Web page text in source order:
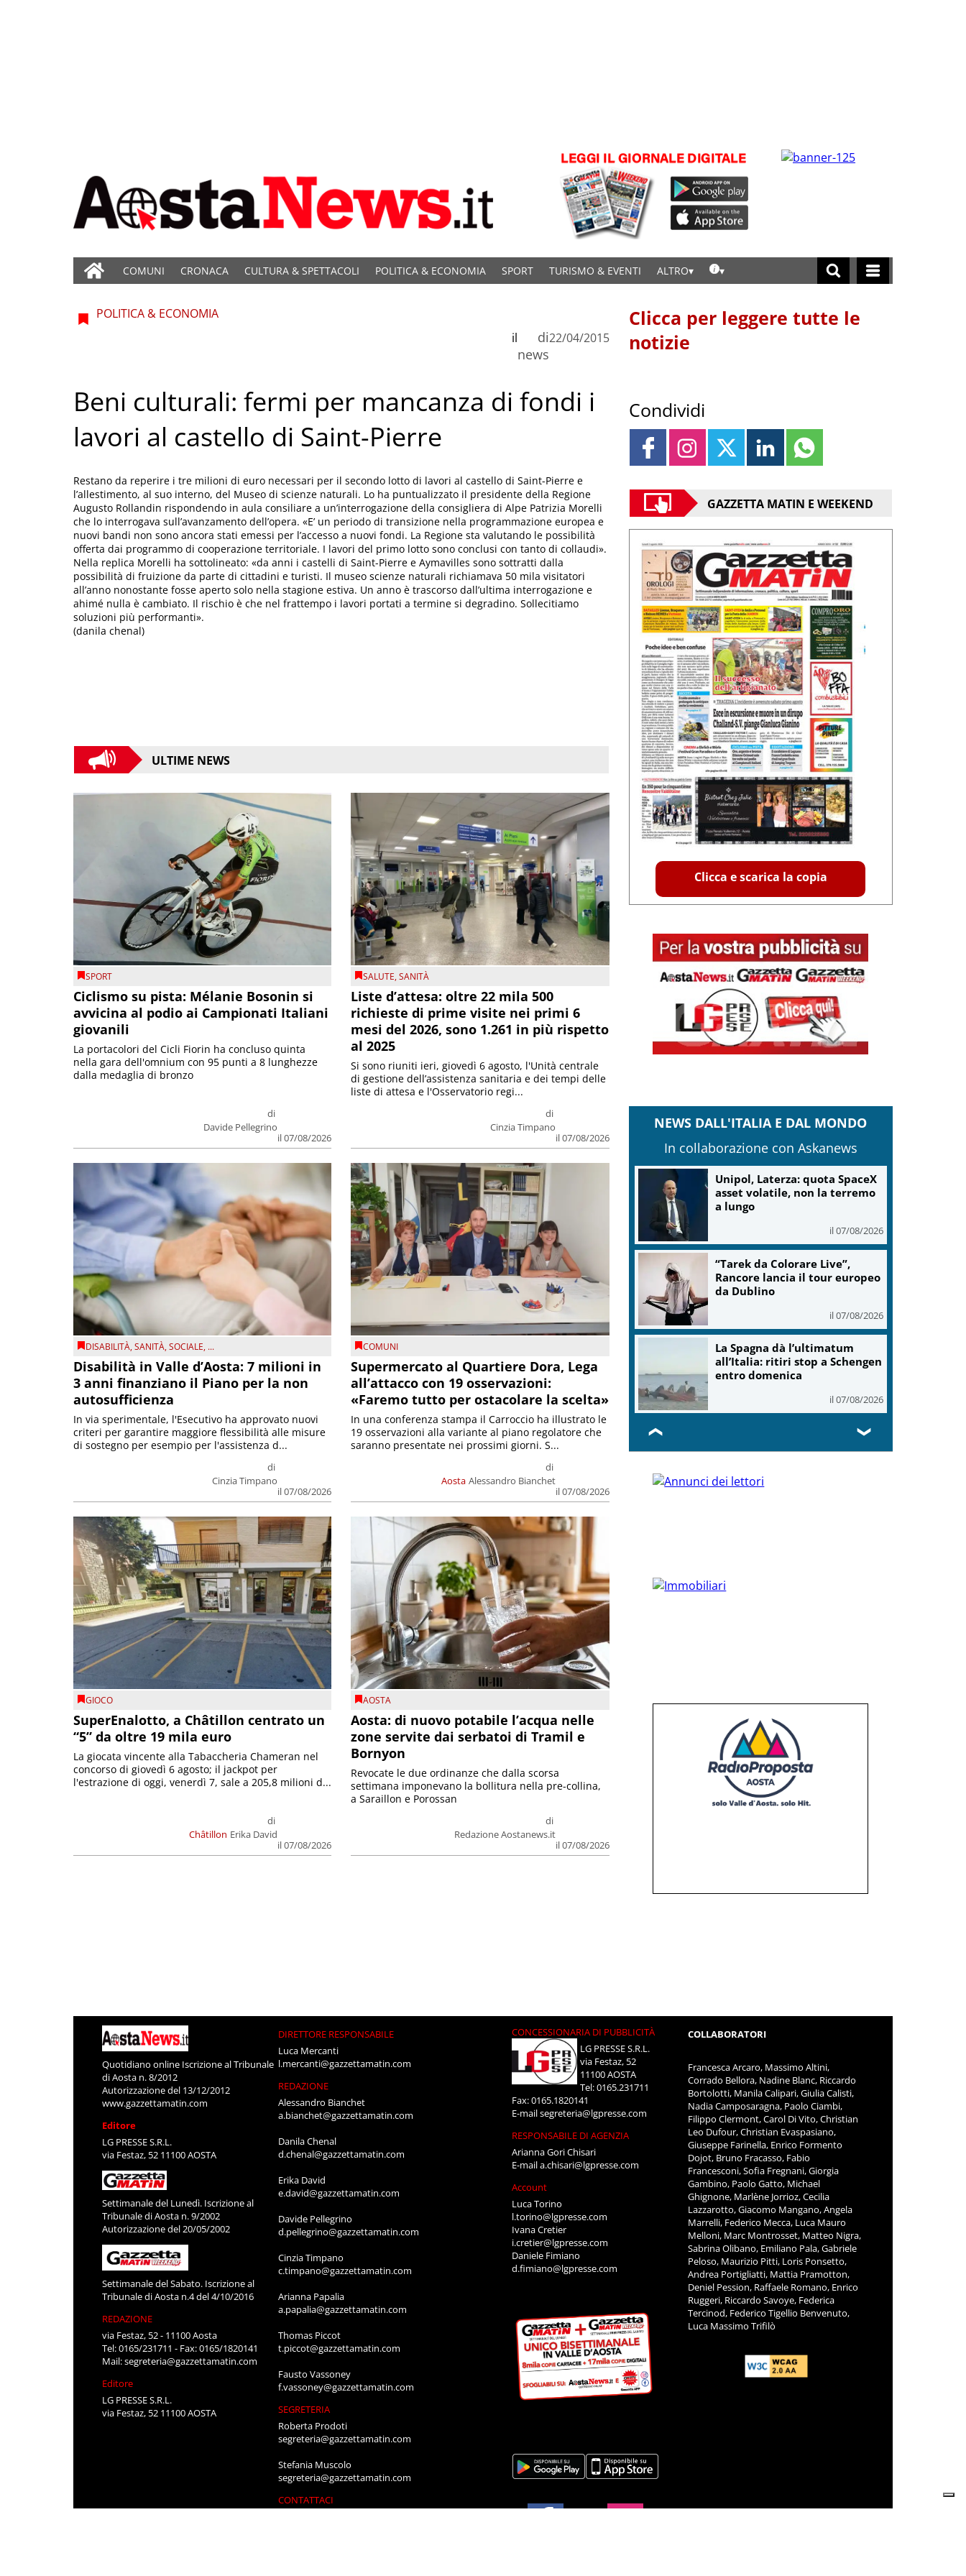
COMUNI CRONACA CULTURA & SPETTACOLI POLITICA & ECONOMIA SPORT TURISMO & EVENTI ALTRO
POLITICA & ECONOMIA
di
news
il 22/04/2015
Beni culturali: fermi per mancanza di fondi i
lavori al castello di Saint-Pierre
Restano da reperire i tre milioni di euro necessari per il secondo lotto di lavori al castello di Saint-Pierre e
l’allestimento, al suo interno, del Museo di scienze naturali. Lo ha puntualizzato il presidente della Regione
Augusto Rollandin rispondendo in aula consiliare a un’interrogazione della consigliera di Alpe Patrizia Morelli
che lo interrogava sull’avanzamento dell’opera. «E’ un periodo di transizione nella programmazione europea e
nuovi bandi non sono ancora stati emessi per l’accesso a nuovi fondi. La Regione sta valutando le possibilità
offerta dai programmo di cooperazione territoriale. I lavori del primo lotto sono conclusi con tanto di collaudi».
Nella replica Morelli ha sottolineato: «da anni i castelli di Saint-Pierre e Aymavilles sono sottratti dalla
possibilità di fruizione da parte di cittadini e turisti. Il museo scienze naturali richiamava 50 mila visitatori
all’anno nonostante fosse aperto solo nella stagione estiva. Un anno è trascorso dall’ultima interrogazione e
ahimé nulla è cambiato. Il rischio è che nel frattempo i lavori portati a termine si degradino. Sollecitiamo
soluzioni più performanti».
(danila chenal)
ULTIME NEWS
SPORT
Ciclismo su pista: Mélanie Bosonin si
avvicina al podio ai Campionati Italiani
giovanili
di
Davide Pellegrino
il 07/08/2026
La portacolori del Cicli Fiorin ha concluso quinta
nella gara dell'omnium con 95 punti a 8 lunghezze
dalla medaglia di bronzo
SALUTE,SANITÀ
Liste d’attesa: oltre 22 mila 500
richieste di prime visite nei primi 6
mesi del 2026, sono 1.261 in più rispetto
al 2025
di
Cinzia Timpano
il 07/08/2026
Si sono riuniti ieri, giovedì 6 agosto, l'Unità centrale
di gestione dell’assistenza sanitaria e dei tempi delle
liste di attesa e l'Osservatorio regi...
DISABILITÀ,SANITÀ,SOCIALE, ...
Disabilità in Valle d’Aosta: 7 milioni in
3 anni finanziano il Piano per la non
autosufficienza
di
Cinzia Timpano
il 07/08/2026
In via sperimentale, l'Esecutivo ha approvato nuovi
criteri per garantire maggiore flessibilità alle misure
di sostegno per esempio per l'assistenza d...
COMUNI
Supermercato al Quartiere Dora, Lega
all’attacco con 19 osservazioni:
«Faremo tutto per ostacolare la scelta»
Aosta
di
Alessandro Bianchet
il 07/08/2026
In una conferenza stampa il Carroccio ha illustrato le
19 osservazioni alla variante al piano regolatore che
saranno presentate nei prossimi giorni. S...
GIOCO
SuperEnalotto, a Châtillon centrato un
“5” da oltre 19 mila euro
Châtillon
di
Erika David
il 07/08/2026
La giocata vincente alla Tabaccheria Chameran nel
concorso di giovedì 6 agosto; il jackpot per
l'estrazione di oggi, venerdì 7, sale a 205,8 milioni d...
AOSTA
Aosta: di nuovo potabile l’acqua nelle
zone servite dai serbatoi di Tramil e
Bornyon
di
Redazione Aostanews.it
il 07/08/2026
Revocate le due ordinanze che dalla scorsa
settimana imponevano la bollitura nella pre-collina,
a Saraillon e Porossan
Clicca per leggere tutte le
notizie
Condividi
GAZZETTA MATIN E WEEKEND
Clicca e scarica la copia
NEWS DALL'ITALIA E DAL MONDO
In collaborazione con Askanews
Unipol, Laterza: quota SpaceX
asset volatile, non la terremo
a lungo
il 07/08/2026
“Tarek da Colorare Live”,
Rancore lancia il tour europeo
da Dublino
il 07/08/2026
La Spagna dà l’ultimatum
all’Italia: ritiri stop a Schengen
entro domenica
il 07/08/2026
❮ ❯
Quotidiano online Iscrizione al Tribunale
di Aosta n. 8/2012
Autorizzazione del 13/12/2012
www.gazzettamatin.com
Editore
LG PRESSE S.R.L.
via Festaz, 52 11100 AOSTA
Settimanale del Lunedì. Iscrizione al
Tribunale di Aosta n. 9/2002
Autorizzazione del 20/05/2002
Settimanale del Sabato. Iscrizione al
Tribunale di Aosta n.4 del 4/10/2016
REDAZIONE
via Festaz, 52 - 11100 Aosta
Tel: 0165/231711 - Fax: 0165/1820141
Mail:segreteria@gazzettamatin.com
Editore
LG PRESSE S.R.L.
via Festaz, 52 11100 AOSTA
DIRETTORE RESPONSABILE
Luca Mercanti
l.mercanti@gazzettamatin.com
REDAZIONE
Alessandro Bianchet
a.bianchet@gazzettamatin.com
Danila Chenal
d.chenal@gazzettamatin.com
Erika David
e.david@gazzettamatin.com
Davide Pellegrino
d.pellegrino@gazzettamatin.com
Cinzia Timpano
c.timpano@gazzettamatin.com
Arianna Papalia
a.papalia@gazzettamatin.com
Thomas Piccot
t.piccot@gazzettamatin.com
Fausto Vassoney
f.vassoney@gazzettamatin.com
SEGRETERIA
Roberta Prodoti
segreteria@gazzettamatin.com
Stefania Muscolo
segreteria@gazzettamatin.com
CONTATTACI
CONCESSIONARIA DI PUBBLICITÀ
LG PRESSE S.R.L.
via Festaz, 52
11100 AOSTA
Tel: 0165.231711
Fax: 0165.1820141
E-mailsegreteria@lgpresse.com
RESPONSABILE DI AGENZIA
Arianna Gori Chisari
E-maila.chisari@lgpresse.com
Account
Luca Torino
l.torino@lgpresse.com
Ivana Cretier
i.cretier@lgpresse.com
Daniele Fimiano
d.fimiano@lgpresse.com
COLLABORATORI
Francesca Arcaro, Massimo Altini,
Corrado Bellora, Nadine Blanc, Riccardo
Bortolotti, Manila Calipari, Giulia Calisti,
Nadia Camposaragna, Paolo Ciambi,
Filippo Clermont, Carol Di Vito, Christian
Leo Dufour, Christian Evaspasiano,
Giuseppe Farinella, Enrico Formento
Dojot, Bruno Fracasso, Fabio
Francesconi, Sofia Fregnani, Giorgia
Gambino, Paolo Gatto, Michael
Ghignone, Marlène Jorrioz, Cecilia
Lazzarotto, Giacomo Mangano, Angela
Marrelli, Federico Mecca, Luca Mauro
Melloni, Marc Montrosset, Matteo Nigra,
Sabrina Olibano, Emiliano Pala, Gabriele
Peloso, Maurizio Pitti, Loris Ponsetto,
Andrea Portigliatti, Mattia Pramotton,
Deniel Pession, Raffaele Romano, Enrico
Ruggeri, Riccardo Savoye, Federica
Tercinod, Federico Tigellio Benvenuto,
Luca Massimo Trifilò